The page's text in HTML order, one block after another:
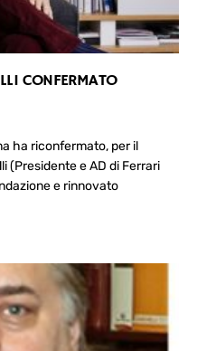
CONFERMATO
ha riconfermato, per il
(Presidente e AD di Ferrari
e rinnovato